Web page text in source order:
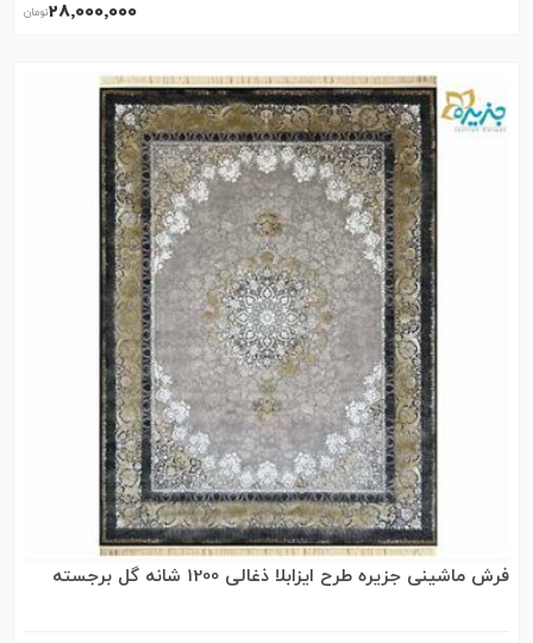
28٬000٬000
فرش ماشینی جزیره طرح ایزابلا ذغالی 1200 شانه گل برجسته